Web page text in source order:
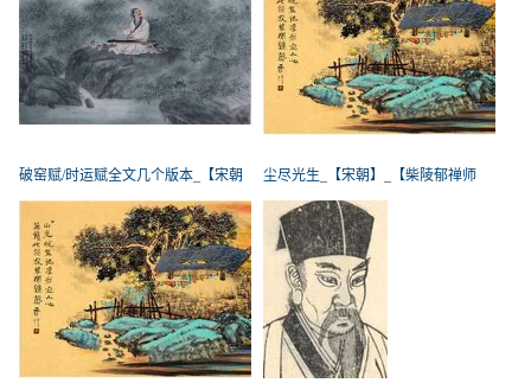
破窑赋/时运赋全文几个版本_【宋朝 尘尽光生_【宋朝】_【柴陵郁禅师